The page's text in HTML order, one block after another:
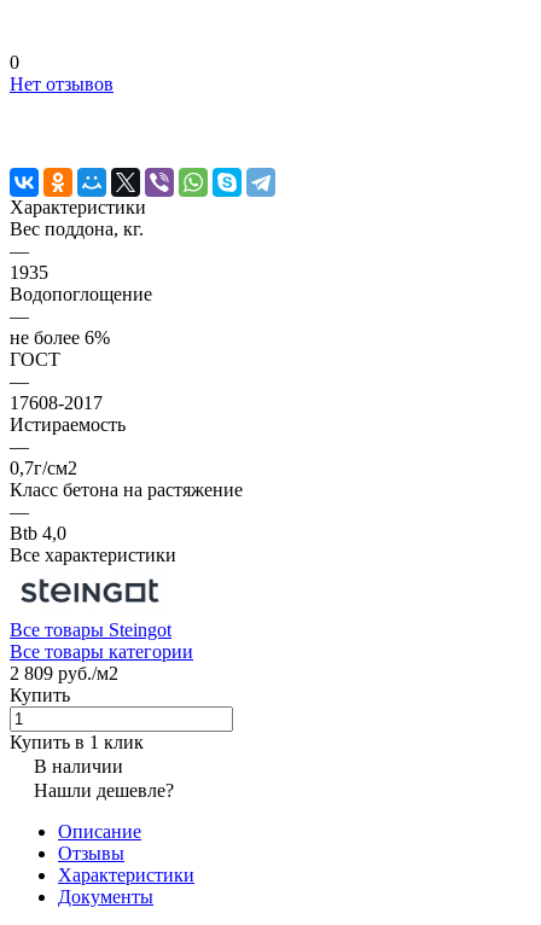
0
Нет отзывов
Характеристики
Вес поддона, кг.
—
1935
Водопоглощение
—
не более 6%
ГОСТ
—
17608-2017
Истираемость
—
0,7г/см2
Класс бетона на растяжение
—
Btb 4,0
Все характеристики
Все товары Steingot
Все товары категории
2 809 руб./м2
Купить
Купить в 1 клик
В наличии
Нашли дешевле?
Описание
Отзывы
Характеристики
Документы